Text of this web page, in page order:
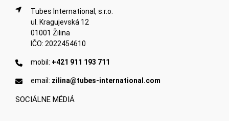
Tubes International, s.r.o.
ul. Kragujevská 12
01001 Žilina
IČO: 2022454610
mobil: +421 911 193 711
email: zilina@tubes-international.com
SOCIÁLNE MÉDIÁ